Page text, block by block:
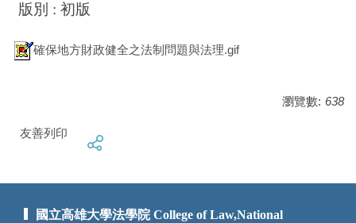
版別 : 初版
確保地方財政健全之法制問題與法理.gif
瀏覽數: 638
友善列印
國立高雄大學法學院 College of Law,National